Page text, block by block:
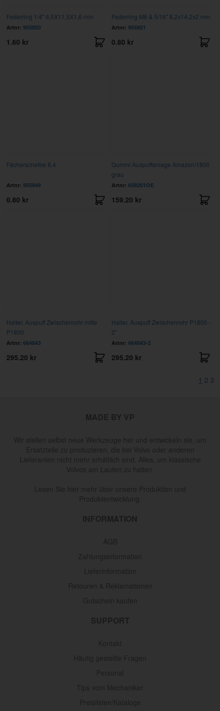
Federring 1/4" 6,5X11,5X1,6 mm
Artnr: 955920
1.60 kr
Federring M8 & 5/16" 8,2x14,2x2 mm
Artnr: 955921
0.80 kr
Fächerscheibe 8,4
Artnr: 955949
0.80 kr
Gummi Auspuffanlage Amazon/1800
grau
Artnr: 658201OE
159.20 kr
Halter, Auspuff Zwischenrohr mitte
P1800
Artnr: 664843
295.20 kr
Halter, Auspuff Zwischenrohr P1800 -
2"
Artnr: 664843-2
295.20 kr
1 2 3